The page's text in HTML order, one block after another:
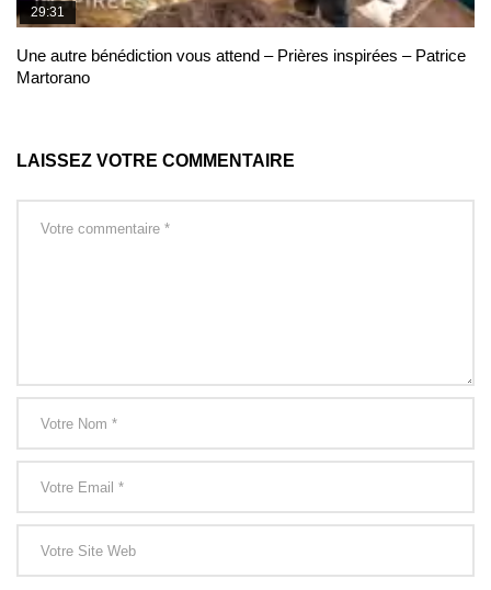
29:31
Une autre bénédiction vous attend – Prières inspirées – Patrice
Martorano
LAISSEZ VOTRE COMMENTAIRE